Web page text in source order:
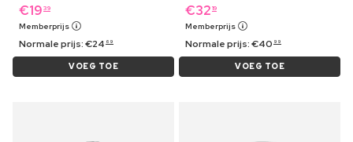
€19 39
Memberprijs
Normale prijs:€24 69
VOEG TOE
€32 19
Memberprijs
Normale prijs:€40 99
VOEG TOE